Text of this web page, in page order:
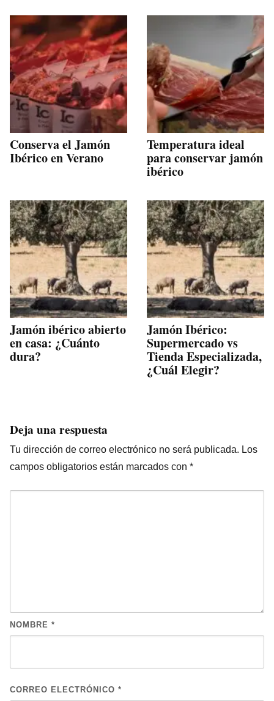
Conserva el Jamón
Ibérico en Verano
Temperatura ideal
para conservar jamón
ibérico
Jamón ibérico abierto
en casa: ¿Cuánto
dura?
Jamón Ibérico:
Supermercado vs
Tienda Especializada,
¿Cuál Elegir?
Deja una respuesta
Tu dirección de correo electrónico no será publicada. Los
campos obligatorios están marcados con *
NOMBRE *
CORREO ELECTRÓNICO *